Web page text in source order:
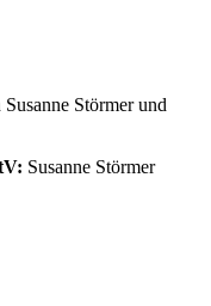
Störmer und
Susanne Störmer